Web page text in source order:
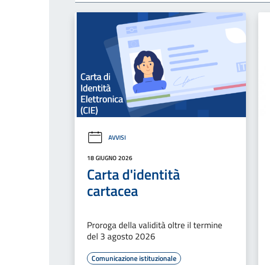
AVVISI
18 GIUGNO 2026
Carta d'identità
cartacea
Proroga della validità oltre il termine
del 3 agosto 2026
Comunicazione istituzionale